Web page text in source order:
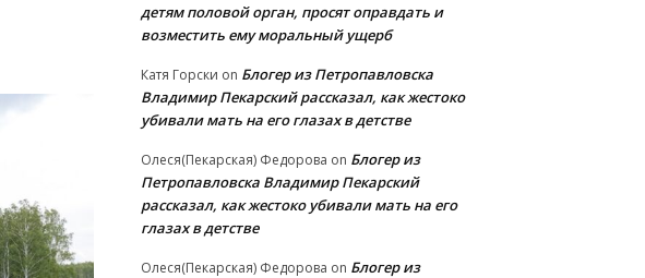
детям половой орган, просят оправдать и
возместить ему моральный ущерб
Катя Горски on Блогер из Петропавловска
Владимир Пекарский рассказал, как жестоко
убивали мать на его глазах в детстве
Олеся(Пекарская) Федорова on Блогер из
Петропавловска Владимир Пекарский
рассказал, как жестоко убивали мать на его
глазах в детстве
Олеся(Пекарская) Федорова on Блогер из